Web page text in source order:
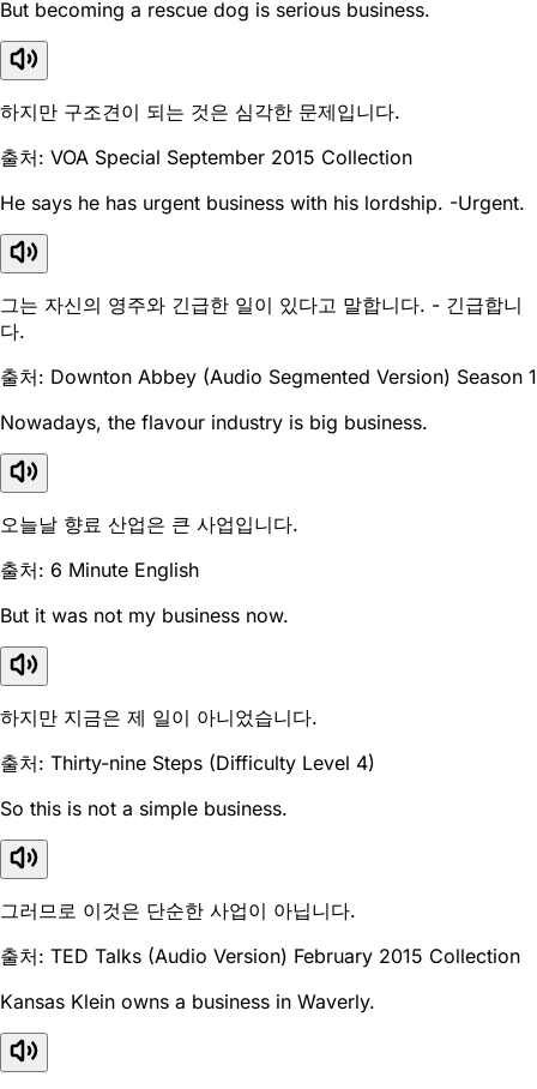
But becoming a rescue dog is serious business.
하지만 구조견이 되는 것은 심각한 문제입니다.
출처: VOA Special September 2015 Collection
He says he has urgent business with his lordship. -Urgent.
그는 자신의 영주와 긴급한 일이 있다고 말합니다. - 긴급합니
다.
출처: Downton Abbey (Audio Segmented Version) Season 1
Nowadays, the flavour industry is big business.
오늘날 향료 산업은 큰 사업입니다.
출처: 6 Minute English
But it was not my business now.
하지만 지금은 제 일이 아니었습니다.
출처: Thirty-nine Steps (Difficulty Level 4)
So this is not a simple business.
그러므로 이것은 단순한 사업이 아닙니다.
출처: TED Talks (Audio Version) February 2015 Collection
Kansas Klein owns a business in Waverly.